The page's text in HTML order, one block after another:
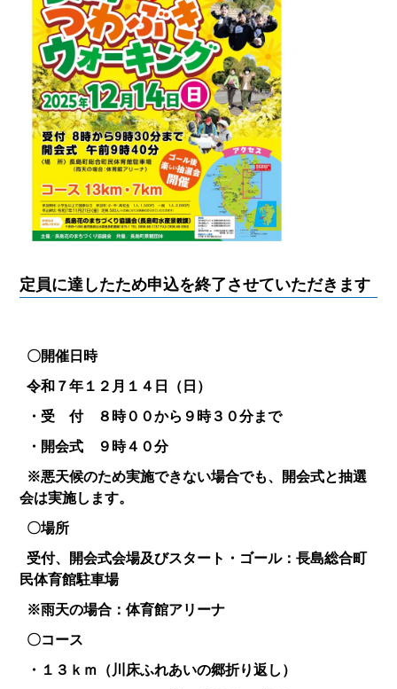
定員に達したため申込を終了させていただきます
〇開催日時
令和７年１２月１４日（日）
・受 付 ８時００から９時３０分まで
・開会式 ９時４０分
※悪天候のため実施できない場合でも、開会式と抽選
会は実施します。
〇場所
受付、開会式会場及びスタート・ゴール：長島総合町
民体育館駐車場
※雨天の場合：体育館アリーナ
〇コース
・１３ｋｍ（川床ふれあいの郷折り返し）